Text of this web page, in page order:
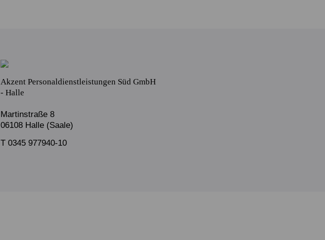
Akzent Personaldienstleistungen Süd GmbH
- Halle
Martinstraße 8
06108 Halle (Saale)
T 0345 977940-10